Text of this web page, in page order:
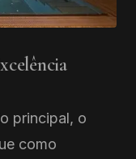
principal, o
como